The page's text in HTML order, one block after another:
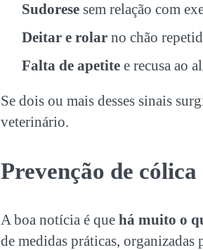
Sudorese sem relação com
Deitar e rolar no chão
Falta de apetite e recusa ao
Se dois ou mais desses sinais
veterinário.
Prevenção de
A boa notícia é que há muito o
de medidas práticas, organizadas